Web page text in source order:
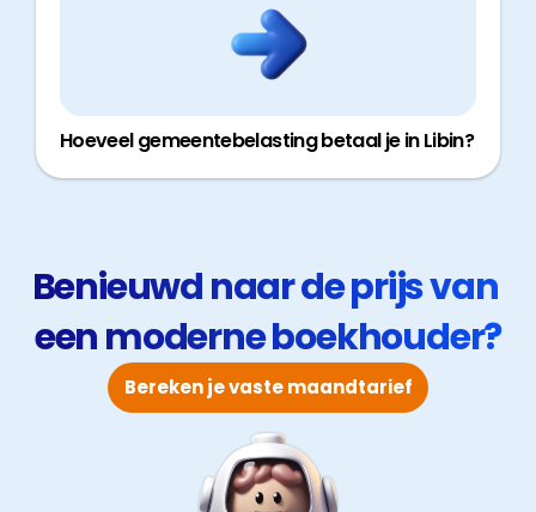
Hoeveel gemeentebelasting betaal je in Libin?
Benieuwd naar de prijs van
een moderne boekhouder?
Bereken je vaste maandtarief